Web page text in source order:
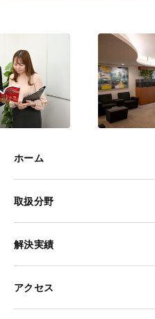
ホーム
取扱分野
解決実績
アクセス